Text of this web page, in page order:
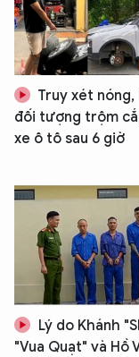
Truy xét nóng,
đối tượng trộm
xe ô tô sau 6 giờ
Lý do Khánh
"Vua Quạt" và Hồ
Hãy hỏi
An Ninh